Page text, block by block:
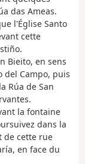
das Ameas.
l'Église Santo
cette
Bieito, en sens
del Campo, puis
Rúa de San
la fontaine
dans la
de cette rue
en face du